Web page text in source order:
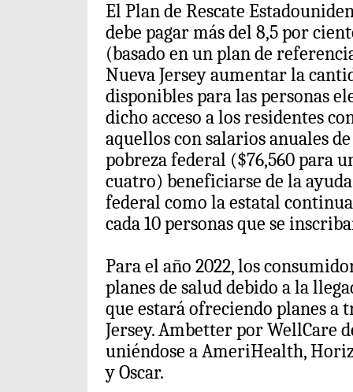
El Plan de Rescate
debe pagar más del 8,5 por
(basado en un plan de
Nueva Jersey aumentar la
disponibles para las personas
dicho acceso a los residentes
aquellos con salarios anuales
pobreza federal ($76,560 para
cuatro) beneficiarse de la
federal como la estatal
cada 10 personas que se
Para el año 2022, los
planes de salud debido a la
que estará ofreciendo planes a
Jersey. Ambetter por WellCare
uniéndose a AmeriHealth,
y Oscar.